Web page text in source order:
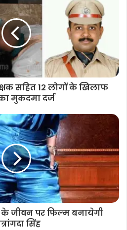
सहित 12 लोगों के खिलाफ
मुकदमा दर्ज
के जीवन पर फिल्म बनायेगी
सिंह